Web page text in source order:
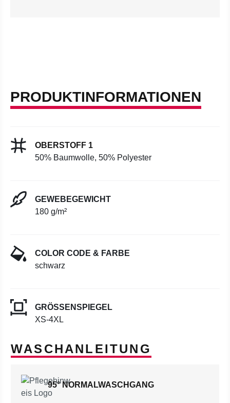
PRODUKTINFORMATIONEN
OBERSTOFF 1
50% Baumwolle, 50% Polyester
GEWEBEGEWICHT
180 g/m²
COLOR CODE & FARBE
schwarz
GRÖSSENSPIEGEL
XS-4XL
WASCHANLEITUNG
95° NORMALWASCHGANG